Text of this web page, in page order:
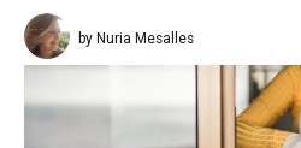
by Nuria Mesalles